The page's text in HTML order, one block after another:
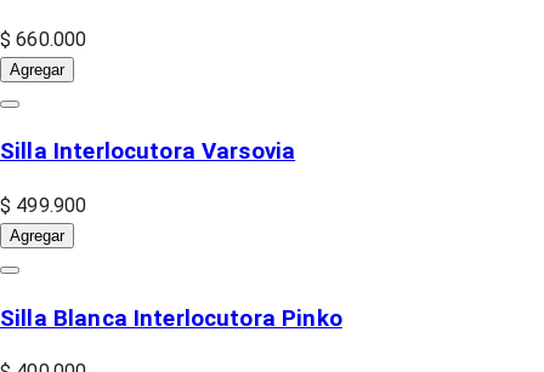
$ 660.000
Agregar
Silla Interlocutora Varsovia
$ 499.900
Agregar
Silla Blanca Interlocutora Pinko